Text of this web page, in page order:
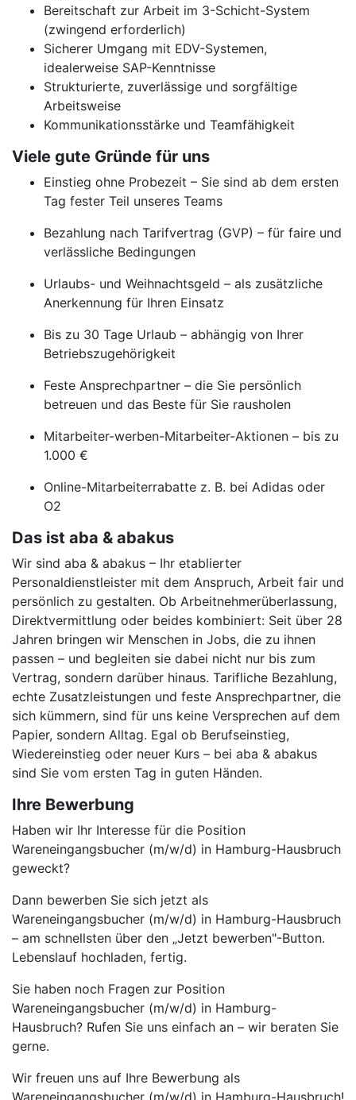
Bereitschaft zur Arbeit im 3-Schicht-System
(zwingend erforderlich)
Sicherer Umgang mit EDV-Systemen,
idealerweise SAP-Kenntnisse
Strukturierte, zuverlässige und sorgfältige
Arbeitsweise
Kommunikationsstärke und Teamfähigkeit
Viele gute Gründe für uns
Einstieg ohne Probezeit – Sie sind ab dem ersten
Tag fester Teil unseres Teams
Bezahlung nach Tarifvertrag (GVP) – für faire und
verlässliche Bedingungen
Urlaubs- und Weihnachtsgeld – als zusätzliche
Anerkennung für Ihren Einsatz
Bis zu 30 Tage Urlaub – abhängig von Ihrer
Betriebszugehörigkeit
Feste Ansprechpartner – die Sie persönlich
betreuen und das Beste für Sie rausholen
Mitarbeiter-werben-Mitarbeiter-Aktionen – bis zu
1.000 €
Online-Mitarbeiterrabatte z. B. bei Adidas oder
O2
Das ist aba & abakus
Wir sind aba & abakus – Ihr etablierter
Personaldienstleister mit dem Anspruch, Arbeit fair und
persönlich zu gestalten. Ob Arbeitnehmerüberlassung,
Direktvermittlung oder beides kombiniert: Seit über 28
Jahren bringen wir Menschen in Jobs, die zu ihnen
passen – und begleiten sie dabei nicht nur bis zum
Vertrag, sondern darüber hinaus. Tarifliche Bezahlung,
echte Zusatzleistungen und feste Ansprechpartner, die
sich kümmern, sind für uns keine Versprechen auf dem
Papier, sondern Alltag. Egal ob Berufseinstieg,
Wiedereinstieg oder neuer Kurs – bei aba & abakus
sind Sie vom ersten Tag in guten Händen.
Ihre Bewerbung
Haben wir Ihr Interesse für die Position
Wareneingangsbucher (m/w/d) in Hamburg-Hausbruch
geweckt?
Dann bewerben Sie sich jetzt als
Wareneingangsbucher (m/w/d) in Hamburg-Hausbruch
– am schnellsten über den „Jetzt bewerben"-Button.
Lebenslauf hochladen, fertig.
Sie haben noch Fragen zur Position
Wareneingangsbucher (m/w/d) in Hamburg-
Hausbruch? Rufen Sie uns einfach an – wir beraten Sie
gerne.
Wir freuen uns auf Ihre Bewerbung als
Wareneingangsbucher (m/w/d) in Hamburg-Hausbruch!